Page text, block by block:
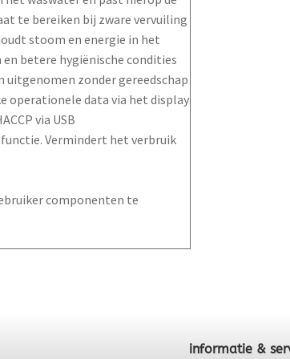
te bereiken bij zware vervuiling
stoom en energie in het
betere hygiënische condities
uitgenomen zonder gereedschap
operationele data via het display
via USB
Vermindert het verbruik
componenten te
informatie &